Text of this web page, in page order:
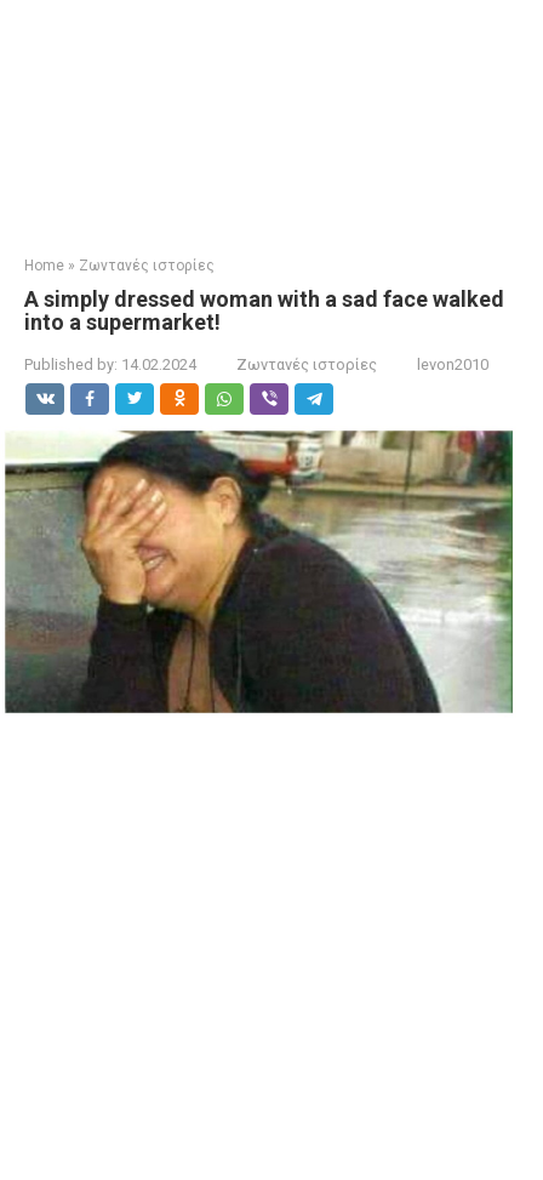
Home » Ζωντανές ιστορίες
A simply dressed woman with a sad face walked
into a supermarket!
Published by: 14.02.2024 Ζωντανές ιστορίες levon2010